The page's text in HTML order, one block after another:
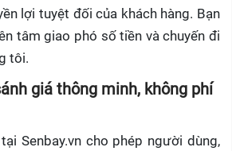
lợi tuyệt đối của khách hàng. Bạn
tâm giao phó số tiền và chuyến đi
tôi.
giá thông minh, không phí
Senbay.vn cho phép người dùng,